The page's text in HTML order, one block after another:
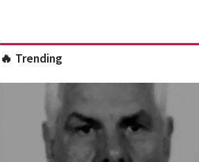
🔥 Trending